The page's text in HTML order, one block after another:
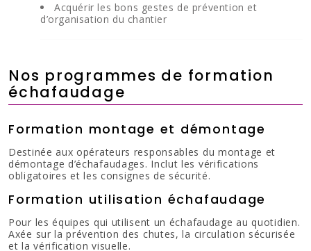
Acquérir les bons gestes de prévention et
d’organisation du chantier
Nos programmes de formation
échafaudage
Formation montage et démontage
Destinée aux opérateurs responsables du montage et
démontage d’échafaudages. Inclut les vérifications
obligatoires et les consignes de sécurité.
Formation utilisation échafaudage
Pour les équipes qui utilisent un échafaudage au quotidien.
Axée sur la prévention des chutes, la circulation sécurisée
et la vérification visuelle.